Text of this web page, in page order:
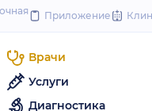
to
Приложение
Врачи
Услуги
Диагностика